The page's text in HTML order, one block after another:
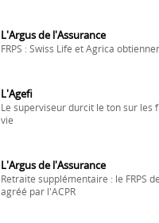
L'Argus de l'Assurance
FRPS : Swiss Life et Agrica
L'Agefi
Le superviseur durcit le ton sur les
vie
L'Argus de l'Assurance
Retraite supplémentaire : le FRPS
agréé par l'ACPR